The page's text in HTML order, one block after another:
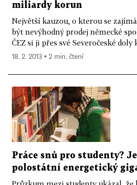
miliardy korun
Největší kauzou, o kterou se
být nevýhodný prodej německé
ČEZ si ji přes své Severočeské doly
18. 2. 2013 ▪ 2 min. čtení
Práce snů pro studenty?
polostátní energetický